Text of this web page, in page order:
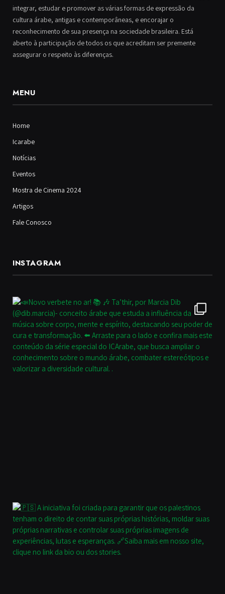
integrar, estudar e promover as várias formas de expressão da
cultura árabe, antigas e contemporâneas, e encorajar o
reconhecimento de sua presença na sociedade brasileira. Está
aberto à participação de todos os que acreditam ser premente
assegurar o respeito às diferenças.
MENU
Home
Icarabe
Notícias
Eventos
Mostra de Cinema 2024
Artigos
Fale Conosco
INSTAGRAM